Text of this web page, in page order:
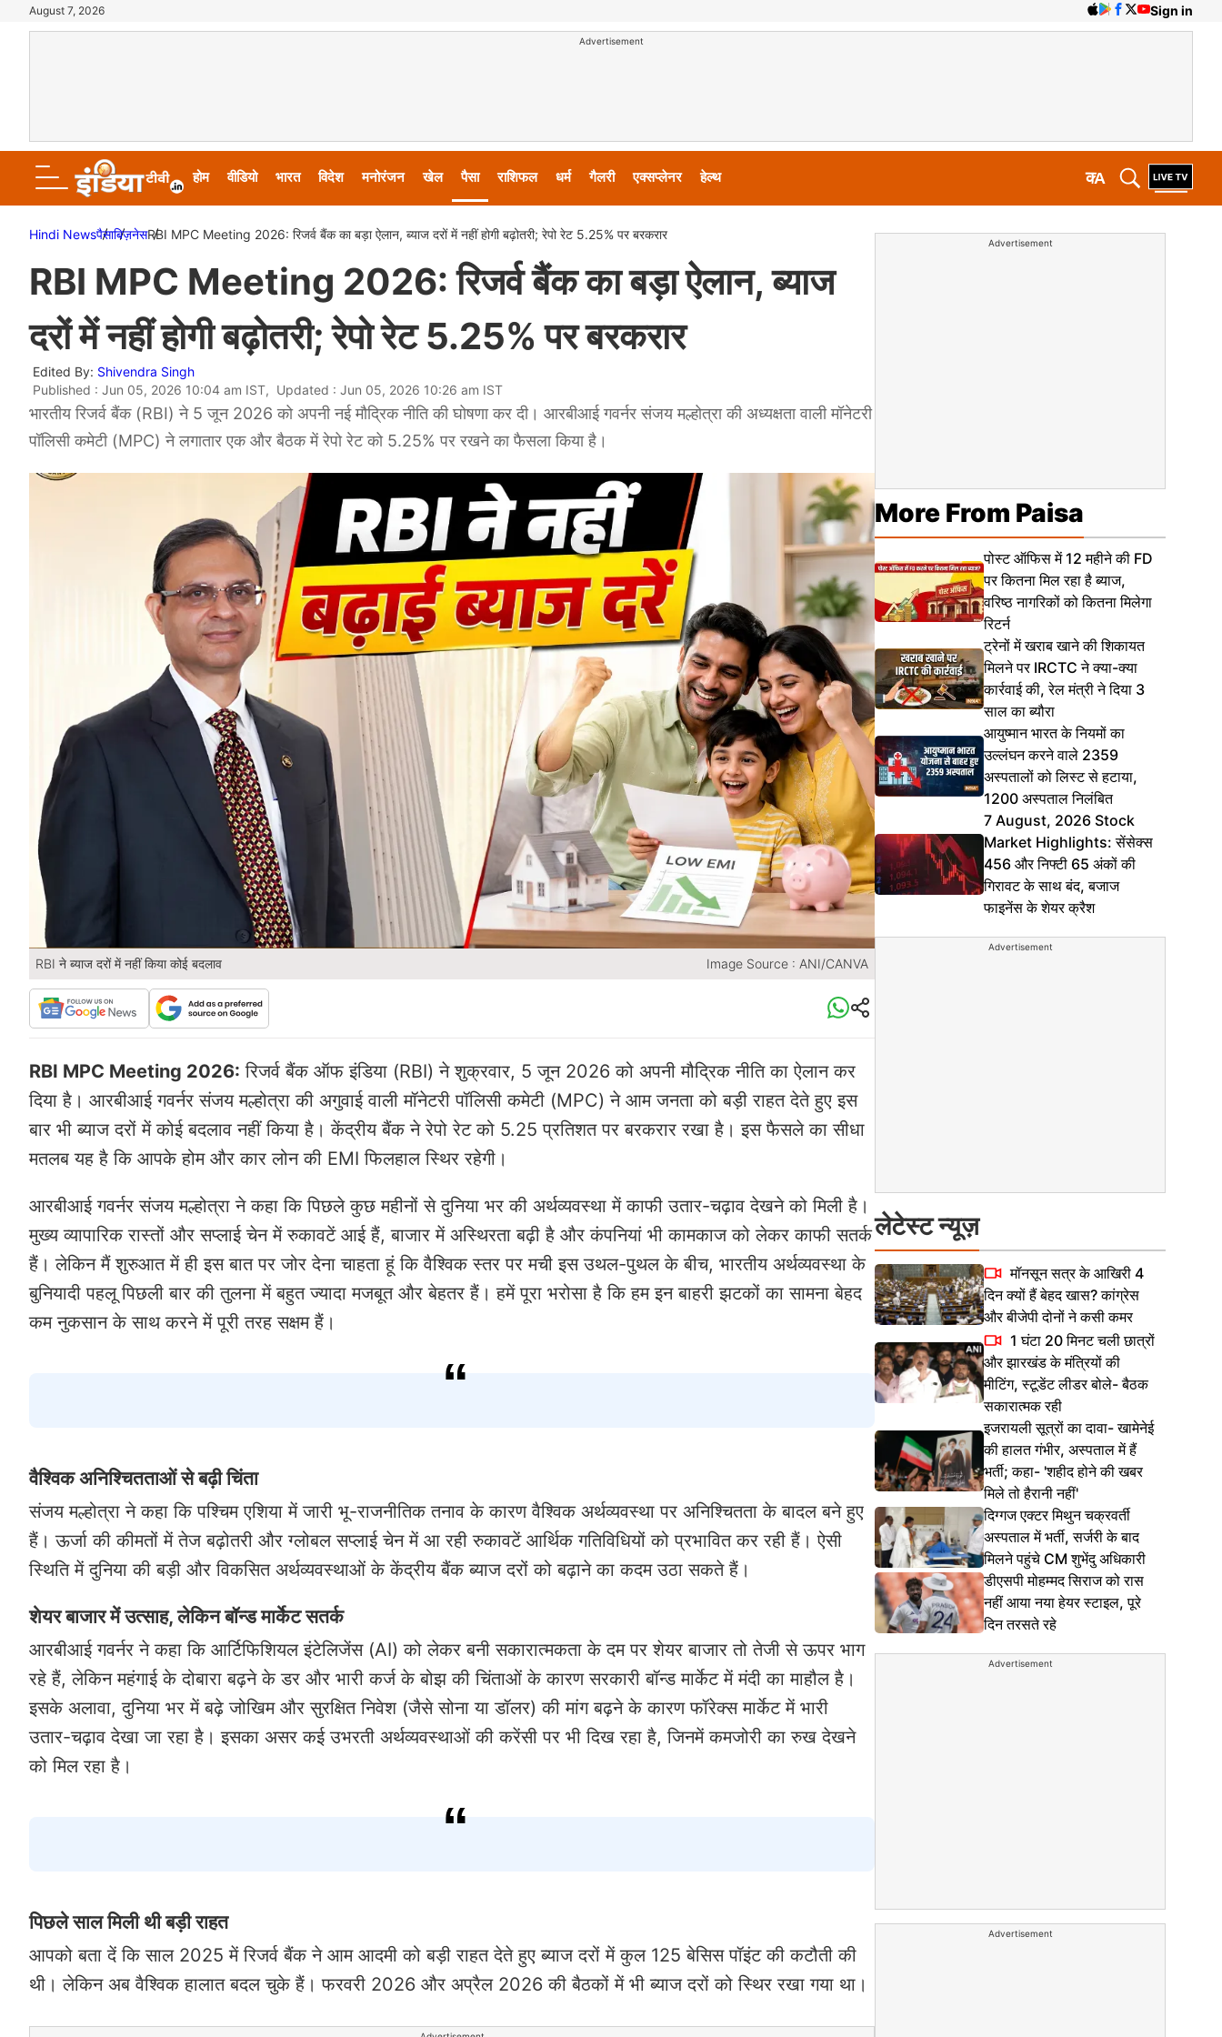
August 7, 2026 Sign in
Advertisement
होम वीडियो भारत विदेश मनोरंजन खेल पैसा राशिफल धर्म गैलरी एक्सप्लेनर हेल्थ A
क
Hindi Newsपैसाबिज़नेसRBI MPC Meeting 2026: रिजर्व बैंक का बड़ा ऐलान, ब्याज दरों में नहीं होगी बढ़ोतरी; रेपो रेट 5.25% पर बरकरार
RBI MPC Meeting 2026: रिजर्व बैंक का बड़ा ऐलान, ब्याज
दरों में नहीं होगी बढ़ोतरी; रेपो रेट 5.25% पर बरकरार
Edited By: Shivendra Singh
Published : Jun 05, 2026 10:04 am IST, Updated : Jun 05, 2026 10:26 am IST
भारतीय रिजर्व बैंक (RBI) ने 5 जून 2026 को अपनी नई मौद्रिक नीति की घोषणा कर दी। आरबीआई गवर्नर संजय मल्होत्रा की अध्यक्षता वाली मॉनेटरी
पॉलिसी कमेटी (MPC) ने लगातार एक और बैठक में रेपो रेट को 5.25% पर रखने का फैसला किया है।
RBI ने ब्याज दरों में नहीं किया कोई बदलाव Image Source : ANI/CANVA
RBI MPC Meeting 2026: रिजर्व बैंक ऑफ इंडिया (RBI) ने शुक्रवार, 5 जून 2026 को अपनी मौद्रिक नीति का ऐलान कर
दिया है। आरबीआई गवर्नर संजय मल्होत्रा की अगुवाई वाली मॉनेटरी पॉलिसी कमेटी (MPC) ने आम जनता को बड़ी राहत देते हुए इस
बार भी ब्याज दरों में कोई बदलाव नहीं किया है। केंद्रीय बैंक ने रेपो रेट को 5.25 प्रतिशत पर बरकरार रखा है। इस फैसले का सीधा
मतलब यह है कि आपके होम और कार लोन की EMI फिलहाल स्थिर रहेगी।
आरबीआई गवर्नर संजय मल्होत्रा ​​ने कहा कि पिछले कुछ महीनों से दुनिया भर की अर्थव्यवस्था में काफी उतार-चढ़ाव देखने को मिली है।
मुख्य व्यापारिक रास्तों और सप्लाई चेन में रुकावटें आई हैं, बाजार में अस्थिरता बढ़ी है और कंपनियां भी कामकाज को लेकर काफी सतर्क
हैं। लेकिन मैं शुरुआत में ही इस बात पर जोर देना चाहता हूं कि वैश्विक स्तर पर मची इस उथल-पुथल के बीच, भारतीय अर्थव्यवस्था के
बुनियादी पहलू पिछली बार की तुलना में बहुत ज्यादा मजबूत और बेहतर हैं। हमें पूरा भरोसा है कि हम इन बाहरी झटकों का सामना बेहद
कम नुकसान के साथ करने में पूरी तरह सक्षम हैं।
वैश्विक अनिश्चितताओं से बढ़ी चिंता
संजय मल्होत्रा ने कहा कि पश्चिम एशिया में जारी भू-राजनीतिक तनाव के कारण वैश्विक अर्थव्यवस्था पर अनिश्चितता के बादल बने हुए
हैं। ऊर्जा की कीमतों में तेज बढ़ोतरी और ग्लोबल सप्लाई चेन में आ रही रुकावटें आर्थिक गतिविधियों को प्रभावित कर रही हैं। ऐसी
स्थिति में दुनिया की बड़ी और विकसित अर्थव्यवस्थाओं के केंद्रीय बैंक ब्याज दरों को बढ़ाने का कदम उठा सकते हैं।
शेयर बाजार में उत्साह, लेकिन बॉन्ड मार्केट सतर्क
आरबीआई गवर्नर ने कहा कि आर्टिफिशियल इंटेलिजेंस (AI) को लेकर बनी सकारात्मकता के दम पर शेयर बाजार तो तेजी से ऊपर भाग
रहे हैं, लेकिन महंगाई के दोबारा बढ़ने के डर और भारी कर्ज के बोझ की चिंताओं के कारण सरकारी बॉन्ड मार्केट में मंदी का माहौल है।
इसके अलावा, दुनिया भर में बढ़े जोखिम और सुरक्षित निवेश (जैसे सोना या डॉलर) की मांग बढ़ने के कारण फॉरेक्स मार्केट में भारी
उतार-चढ़ाव देखा जा रहा है। इसका असर कई उभरती अर्थव्यवस्थाओं की करेंसी पर भी दिख रहा है, जिनमें कमजोरी का रुख देखने
को मिल रहा है।
पिछले साल मिली थी बड़ी राहत
आपको बता दें कि साल 2025 में रिजर्व बैंक ने आम आदमी को बड़ी राहत देते हुए ब्याज दरों में कुल 125 बेसिस पॉइंट की कटौती की
थी। लेकिन अब वैश्विक हालात बदल चुके हैं। फरवरी 2026 और अप्रैल 2026 की बैठकों में भी ब्याज दरों को स्थिर रखा गया था।
Advertisement
More From Paisa
पोस्ट ऑफिस में 12 महीने की FD
पर कितना मिल रहा है ब्याज,
वरिष्ठ नागरिकों को कितना मिलेगा
रिटर्न
ट्रेनों में खराब खाने की शिकायत
मिलने पर IRCTC ने क्या-क्या
कार्रवाई की, रेल मंत्री ने दिया 3
साल का ब्यौरा
आयुष्मान भारत के नियमों का
उल्लंघन करने वाले 2359
अस्पतालों को लिस्ट से हटाया,
1200 अस्पताल निलंबित
7 August, 2026 Stock
Market Highlights: सेंसेक्स
456 और निफ्टी 65 अंकों की
गिरावट के साथ बंद, बजाज
फाइनेंस के शेयर क्रैश
Advertisement
लेटेस्ट न्यूज़
मॉनसून सत्र के आखिरी 4
दिन क्यों हैं बेहद खास? कांग्रेस
और बीजेपी दोनों ने कसी कमर
1 घंटा 20 मिनट चली छात्रों
और झारखंड के मंत्रियों की
मीटिंग, स्टूडेंट लीडर बोले- बैठक
सकारात्मक रही
इजरायली सूत्रों का दावा- खामेनेई
की हालत गंभीर, अस्पताल में हैं
भर्ती; कहा- 'शहीद होने की खबर
मिले तो हैरानी नहीं'
दिग्गज एक्टर मिथुन चक्रवर्ती
अस्पताल में भर्ती, सर्जरी के बाद
मिलने पहुंचे CM शुभेंदु अधिकारी
डीएसपी मोहम्मद सिराज को रास
नहीं आया नया हेयर स्टाइल, पूरे
दिन तरसते रहे
Advertisement
Advertisement